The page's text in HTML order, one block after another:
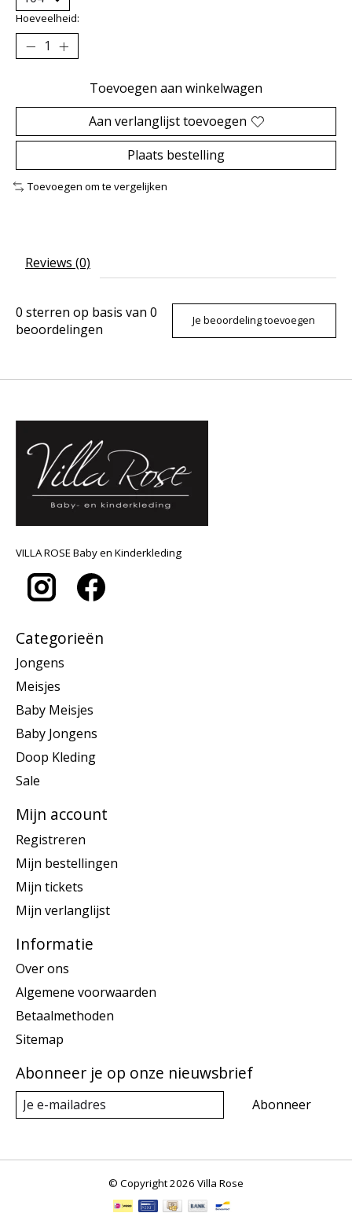
Hoeveelheid:
Toevoegen aan winkelwagen
Aan verlanglijst toevoegen
Plaats bestelling
Toevoegen om te vergelijken
Reviews (0)
0 sterren op basis van 0
beoordelingen
Je beoordeling toevoegen
VILLA ROSE Baby en Kinderkleding
Categorieën
Jongens
Meisjes
Baby Meisjes
Baby Jongens
Doop Kleding
Sale
Mijn account
Registreren
Mijn bestellingen
Mijn tickets
Mijn verlanglijst
Informatie
Over ons
Algemene voorwaarden
Betaalmethoden
Sitemap
Abonneer je op onze nieuwsbrief
Abonneer
© Copyright 2026 Villa Rose